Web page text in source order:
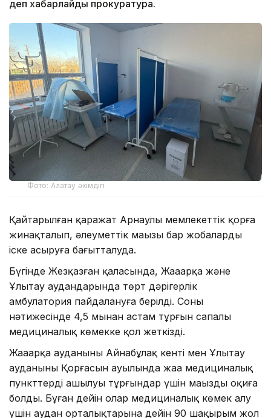
деп хабарлайды прокуратура.
Фото: Алатау әкімдігі
Қайтарылған қаражат Арнаулы мемлекеттік қорға
жинақталып, әлеуметтік маңызы бар жобаларды
іске асыруға бағытталуда.
Бүгінде Жезқазған қаласында, Жаңаарқа және
Ұлытау аудандарында төрт дәрігерлік
амбулатория пайдалануға берілді. Соның
нәтижесінде 4,5 мыңнан астам тұрғын сапалы
медициналық көмекке қол жеткізді.
Жаңаарқа ауданының Айнабұлақ кенті мен Ұлытау
ауданының Қорғасын ауылында жаңа медициналық
пункттердің ашылуы тұрғындар үшін маңызды оқиға
болды. Бұған дейін олар медициналық көмек алу
үшін аудан орталықтарына дейін 90 шақырым жол